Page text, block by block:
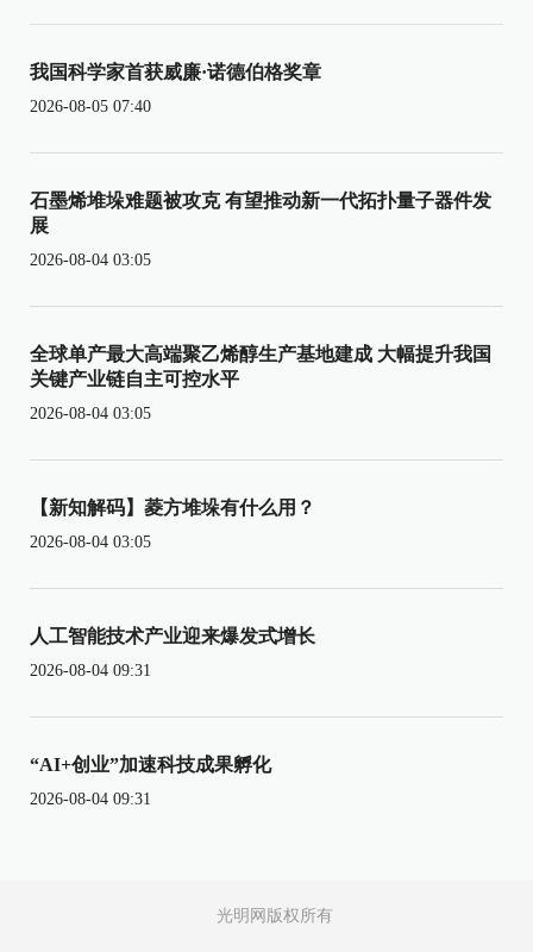
我国科学家首获威廉·诺德伯格奖章
2026-08-05 07:40
石墨烯堆垛难题被攻克 有望推动新一代拓扑量子器件发
展
2026-08-04 03:05
全球单产最大高端聚乙烯醇生产基地建成 大幅提升我国
关键产业链自主可控水平
2026-08-04 03:05
【新知解码】菱方堆垛有什么用？
2026-08-04 03:05
人工智能技术产业迎来爆发式增长
2026-08-04 09:31
“AI+创业”加速科技成果孵化
2026-08-04 09:31
光明网版权所有